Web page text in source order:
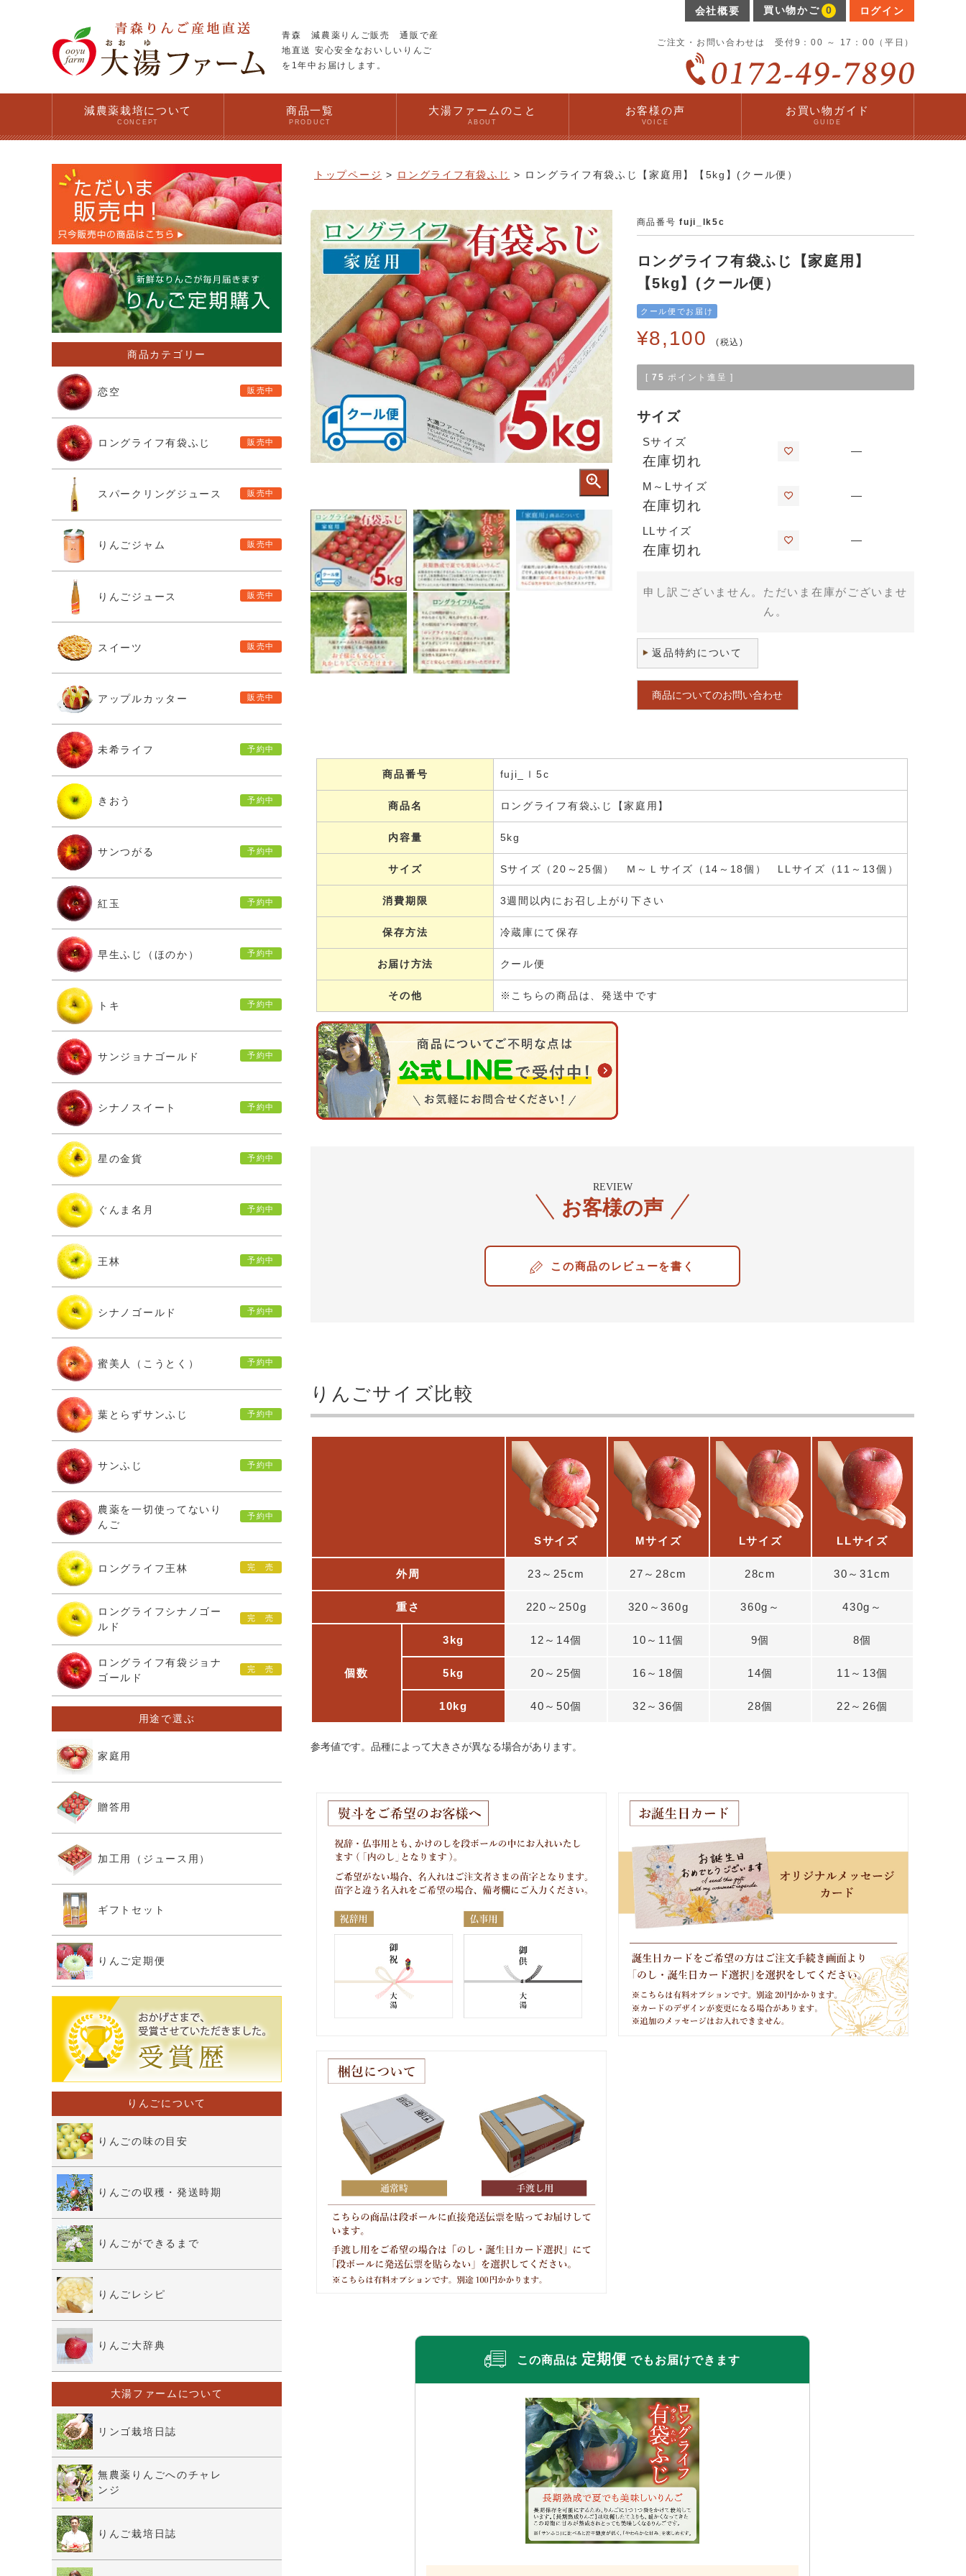
青森 減農薬りんご販売 通販で産
地直送 安心安全なおいしいりんご
を1年中お届けします。
会社概要 買い物かご 0 ログイン
ご注文・お問い合わせは 受付9：00 ～ 17：00（平日）
減農薬栽培について
CONCEPT
商品一覧
PRODUCT
大湯ファームのこと
ABOUT
お客様の声
VOICE
お買い物ガイド
GUIDE
トップページ ロングライフ有袋ふじ ロングライフ有袋ふじ【家庭用】【5kg】(クール便）
商品番号 fuji_lk5c
ロングライフ有袋ふじ【家庭用】
【5kg】(クール便）
クール便でお届け
¥8,100 税込
[ 75 ポイント進呈 ]
サイズ
Sサイズ
在庫切れ
—
M～Lサイズ
在庫切れ
—
LLサイズ
在庫切れ
—
申し訳ございません。ただいま在庫がございませ
ん。
返品特約について
商品についてのお問い合わせ
商品番号 fuji_ｌ5c
商品名 ロングライフ有袋ふじ【家庭用】
内容量 5kg
サイズ Sサイズ（20～25個） Ｍ～Ｌサイズ（14～18個） LLサイズ（11～13個）
消費期限 3週間以内にお召し上がり下さい
保存方法 冷蔵庫にて保存
お届け方法 クール便
その他 ※こちらの商品は、発送中です
REVIEW
お客様の声
レビューを書く
りんごサイズ比較
Sサイズ Mサイズ Lサイズ LLサイズ
外周 23～25cm 27～28cm 28cm 30～31cm
重さ 220～250g 320～360g 360g～ 430g～
個数
3kg 12～14個 10～11個 9個 8個
5kg 20～25個 16～18個 14個 11～13個
10kg 40～50個 32～36個 28個 22～26個
参考値です。品種によって大きさが異なる場合があります。
この商品は 定期便 でも お届けできます
商品カテゴリー
恋空
ロングライフ有袋ふじ
スパークリングジュース
りんごジャム
りんごジュース
スイーツ
アップルカッター
未希ライフ
きおう
サンつがる
紅玉
早生ふじ（ほのか）
トキ
サンジョナゴールド
シナノスイート
星の金貨
ぐんま名月
王林
シナノゴールド
蜜美人（こうとく）
葉とらずサンふじ
サンふじ
農薬を一切使ってないり
んご
ロングライフ王林
ロングライフシナノゴー
ルド
ロングライフ有袋ジョナ
ゴールド
用途で選ぶ
家庭用
贈答用
加工用（ジュース用）
ギフトセット
りんご定期便
りんごについて
りんごの味の目安
りんごの収穫・発送時期
りんごができるまで
りんごレシピ
りんご大辞典
大湯ファームについて
リンゴ栽培日誌
無農薬りんごへのチャレ
ンジ
りんご栽培日誌